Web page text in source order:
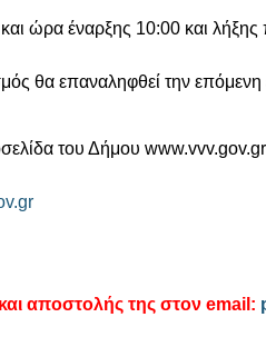
και ώρα έναρξης 10:00 και
θα επαναληφθεί την
του Δήμου
αποστολής της στον email: